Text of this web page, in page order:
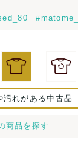
汚れがある中古品
商品を探す